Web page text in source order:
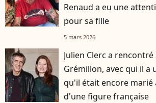
Renaud a eu une
pour sa fille
5 mars 2026
Julien Clerc a
Grémillon, avec qui il a
qu'il était encore marié
d'une figure française